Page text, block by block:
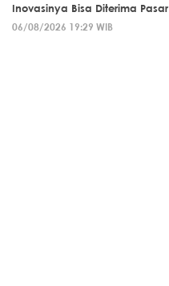
Inovasinya Bisa Diterima Pasar
06/08/2026 19:29 WIB